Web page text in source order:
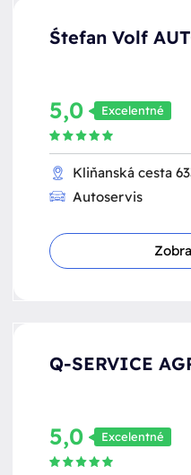
Śtefan Volf
5,0 Excelentné
Kliňanská cesta
Autoservis
Q-SERVICE
5,0 Excelentné